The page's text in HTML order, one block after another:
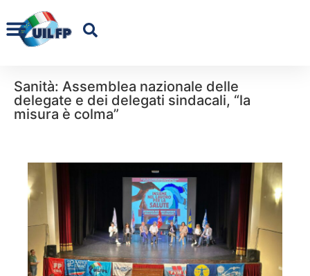
Sanità: Assemblea nazionale delle
delegate e dei delegati sindacali, “la
misura è colma”